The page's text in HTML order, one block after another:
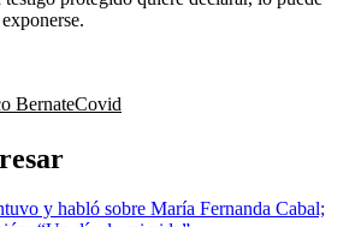
BernateCovid
y habló sobre María Fernanda Cabal;